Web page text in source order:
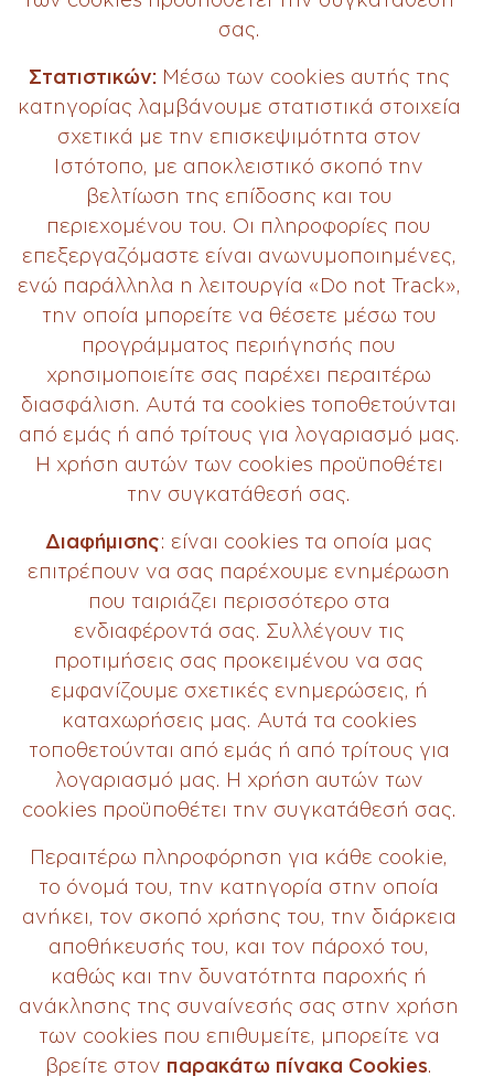
σας.
Στατιστικών:Μέσω των cookies αυτής της
κατηγορίας λαμβάνουμε στατιστικά στοιχεία
σχετικά με την επισκεψιμότητα στον
Ιστότοπο, με αποκλειστικό σκοπό την
βελτίωση της επίδοσης και του
περιεχομένου του. Οι πληροφορίες που
επεξεργαζόμαστε είναι ανωνυμοποιημένες,
ενώ παράλληλα η λειτουργία «Do not Track»,
την οποία μπορείτε να θέσετε μέσω του
προγράμματος περιήγησής που
χρησιμοποιείτε σας παρέχει περαιτέρω
διασφάλιση. Αυτά τα cookies τοποθετούνται
από εμάς ή από τρίτους για λογαριασμό μας.
Η χρήση αυτών των cookies προϋποθέτει
την συγκατάθεσή σας.
Διαφήμισης: είναι cookies τα οποία μας
επιτρέπουν να σας παρέχουμε ενημέρωση
που ταιριάζει περισσότερο στα
ενδιαφέροντά σας. Συλλέγουν τις
προτιμήσεις σας προκειμένου να σας
εμφανίζουμε σχετικές ενημερώσεις, ή
καταχωρήσεις μας. Αυτά τα cookies
τοποθετούνται από εμάς ή από τρίτους για
λογαριασμό μας. Η χρήση αυτών των
cookies προϋποθέτει την συγκατάθεσή σας.
Περαιτέρω πληροφόρηση για κάθε cookie,
το όνομά του, την κατηγορία στην οποία
ανήκει, τον σκοπό χρήσης του, την διάρκεια
αποθήκευσής του, και τον πάροχό του,
καθώς και την δυνατότητα παροχής ή
ανάκλησης της συναίνεσής σας στην χρήση
των cookies που επιθυμείτε, μπορείτε να
βρείτε στον παρακάτω πίνακα Cookies.